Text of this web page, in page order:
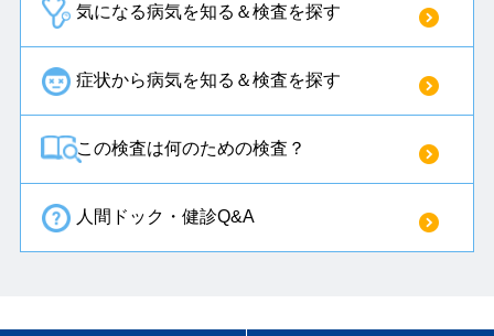
気になる病気を知る＆検査を探す
症状から病気を知る＆検査を探す
この検査は何のための検査？
人間ドック・健診Q&A